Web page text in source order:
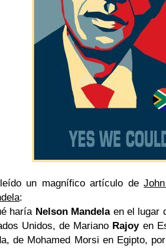
un magnífico artículo de
:
haría Nelson Mandelaen el lugar
Unidos, de Mariano Rajoyen
de Mohamed Morsi en Egipto,